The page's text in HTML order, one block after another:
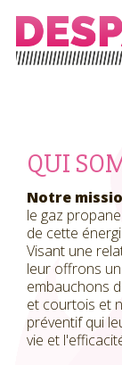
QUI
Notre
le gaz
de cette
Visant une
leur offrons
embauchons
et courtois et
préventif qui
vie et